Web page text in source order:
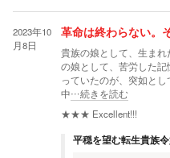
2023年10
月8日
革命は終わらない。
貴族の娘として、生ま
の娘として、苦労した
っていたのが、突如と
中…続きを読む
★★★ Excellent!!!
平穏を望む転生貴族